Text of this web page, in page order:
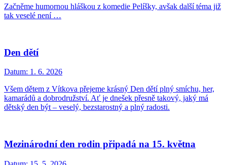
Začněme humornou hláškou z komedie Pelíšky, avšak další téma již
tak veselé není …
Den dětí
Datum: 1. 6. 2026
Všem dětem z Vítkova přejeme krásný Den dětí plný smíchu, her,
kamarádů a dobrodružství. Ať je dnešek přesně takový, jaký má
dětský den být – veselý, bezstarostný a plný radosti.
Mezinárodní den rodin připadá na 15. května